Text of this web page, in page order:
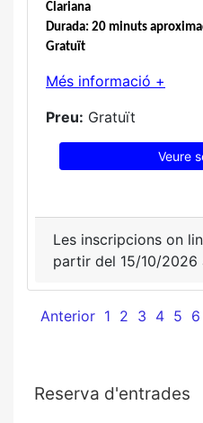
Clariana
Durada: 20 minuts
Gratuït
Més informació +
Preu: Gratuït
Veure
Les inscripcions on
partir del 15/10/2026
Anterior 1 2 3 4 5 6
Reserva d'entrades